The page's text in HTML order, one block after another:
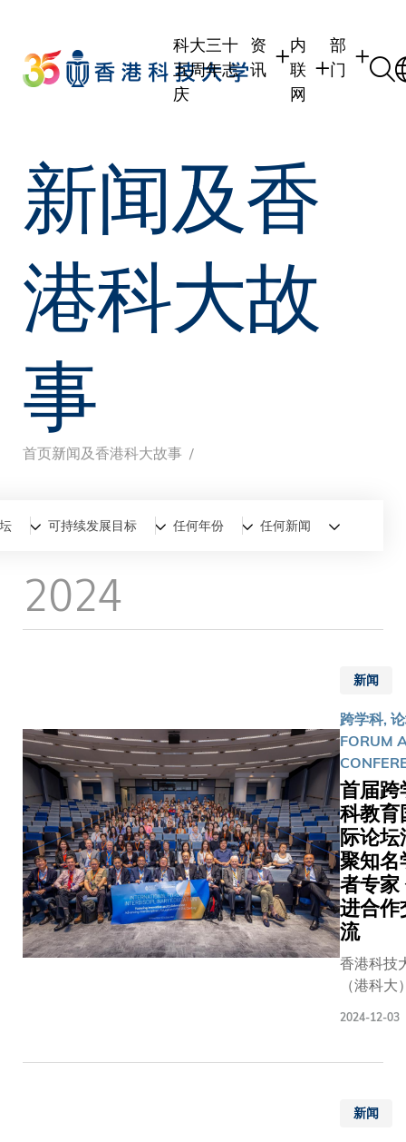
main
content
科大三十
五周年志
庆
资
讯
校友
传媒
公众
内
联
网
校友内联网
部
门
新闻及香
港科大故
事
面
包
屑
首页新闻及香港科大故事
全部新闻香港科大故事
可持续发展目标 任何年份 任何新闻
2024
新闻
跨学科,
FORUM
首届跨
科教育
际论坛
聚知名
者专家
进合作
流
香港科技
（港科大
“论坛”）
2024-12-03
新闻